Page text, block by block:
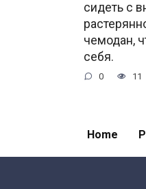
сидеть с
чемодан,
себя.
0 11
Home